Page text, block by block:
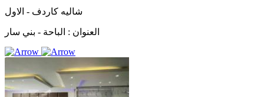
شاليه كاردف - الاول
العنوان : الباحة - بني سار